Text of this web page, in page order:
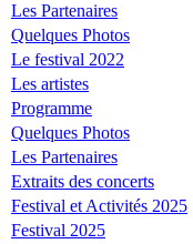
Les Partenaires
Quelques Photos
Le festival 2022
Les artistes
Programme
Quelques Photos
Les Partenaires
Extraits des concerts
Festival et Activités 2025
Festival 2025